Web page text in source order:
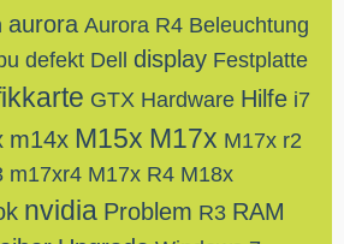
aurora Aurora R4 Beleuchtung
defekt Dell display Festplatte
GTX Hardware Hilfe i7
m14x M15x M17x M17x r2
m17xr4 M17x R4 M18x
nvidia Problem R3 RAM